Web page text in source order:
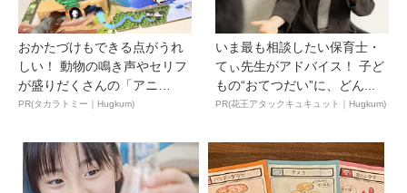
おかたづけもできる点がうれ
しい！ 動物の鳴き声やセリフ
が盛りだくさんの「アニ
ア ...
PR(タカラトミー｜Hugkum)
いま最も相談したい保育士・
てぃ先生がアドバイス！ 子ど
もの“おてつだい”に、どん...
PR(花王アタックキュキュット｜Hugkum)